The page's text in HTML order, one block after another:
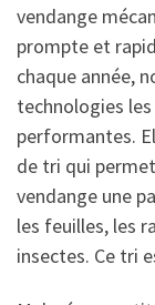
vendange
prompte et
chaque année,
technologies
performantes.
de tri qui
vendange une
les feuilles, les
insectes. Ce tri